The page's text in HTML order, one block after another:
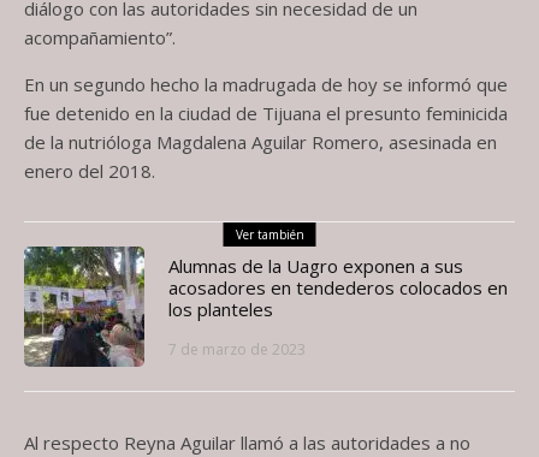
diálogo con las autoridades sin necesidad de un
acompañamiento”.
En un segundo hecho la madrugada de hoy se informó que
fue detenido en la ciudad de Tijuana el presunto feminicida
de la nutrióloga Magdalena Aguilar Romero, asesinada en
enero del 2018.
Ver también
Alumnas de la Uagro exponen a sus
acosadores en tendederos colocados en
los planteles
7 de marzo de 2023
Al respecto Reyna Aguilar llamó a las autoridades a no